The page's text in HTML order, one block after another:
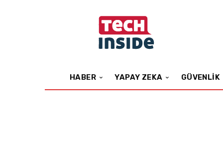
HABER YAPAY ZEKA GÜVENLIK